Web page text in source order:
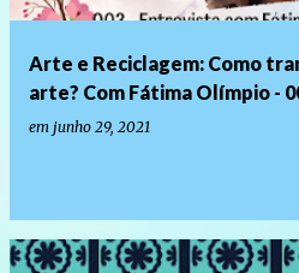
g
Arte e Reciclagem: Como
arte? Com Fátima Olímpio -
em junho 29, 2021